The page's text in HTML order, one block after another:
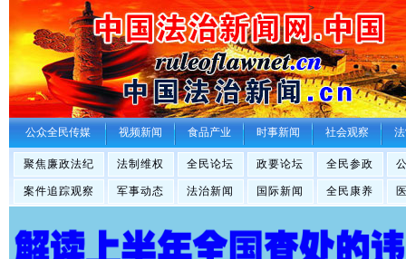
>
公众全民传媒 视频新闻 食品产业 时事新闻 社会观察
聚焦廉政法纪 法制维权 全民论坛 政要论坛 全民参政
案件追踪观察 军事动态 法治新闻 国际新闻 全民康养